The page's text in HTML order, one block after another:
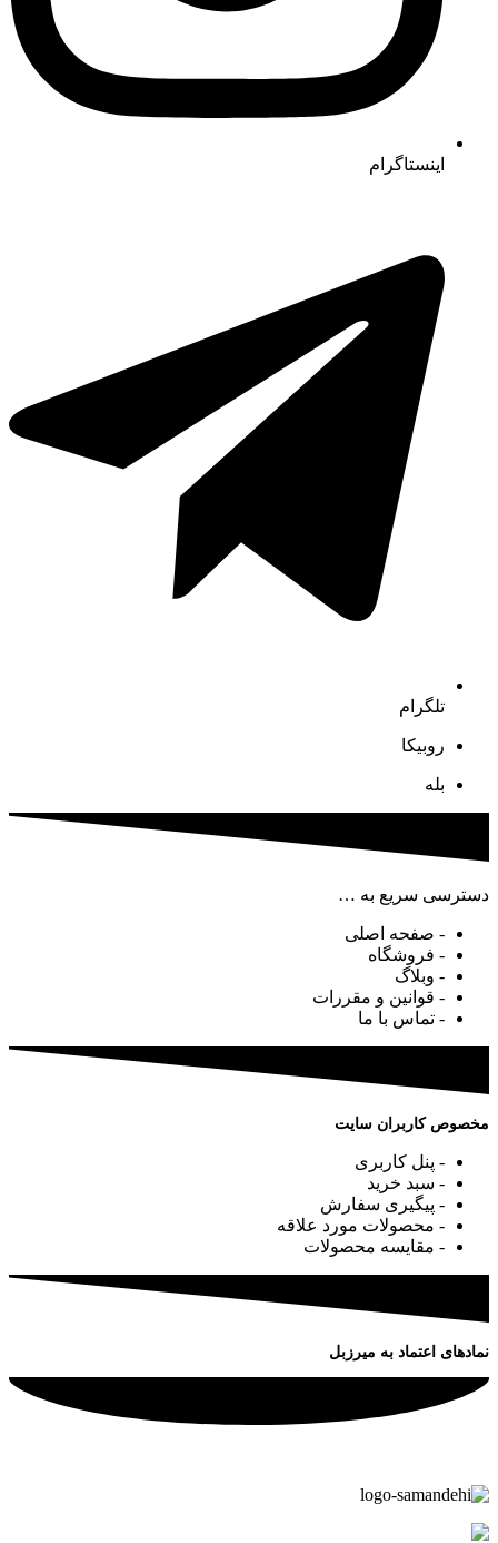
اینستاگرام
تلگرام
روبیکا
بله
دسترسی سریع به …
- صفحه اصلی
- فروشگاه
- وبلاگ
- قوانین و مقررات
- تماس با ما
مخصوص کاربران سایت
- پنل کاربری
- سبد خرید
- پیگیری سفارش
- محصولات مورد علاقه
- مقایسه محصولات
نمادهای اعتماد به میرزبل